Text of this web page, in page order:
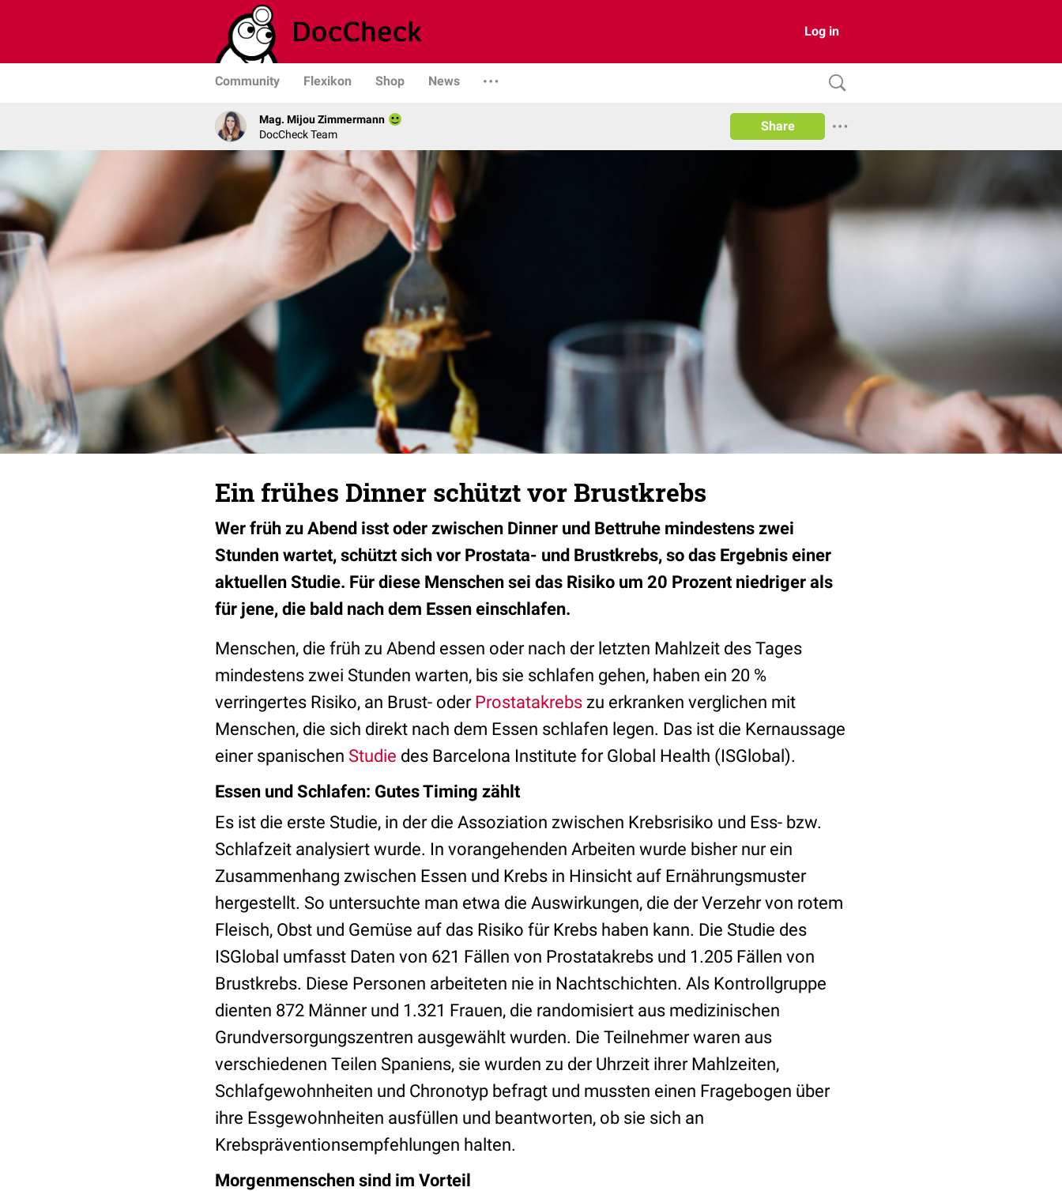
Log in
Community Flexikon Shop News
Mag. Mijou Zimmermann
DocCheck Team
Share
Ein frühes Dinner schützt vor Brustkrebs
Wer früh zu Abend isst oder zwischen Dinner und Bettruhe mindestens zwei
Stunden wartet, schützt sich vor Prostata- und Brustkrebs, so das Ergebnis einer
aktuellen Studie. Für diese Menschen sei das Risiko um 20 Prozent niedriger als
für jene, die bald nach dem Essen einschlafen.
Menschen, die früh zu Abend essen oder nach der letzten Mahlzeit des Tages
mindestens zwei Stunden warten, bis sie schlafen gehen, haben ein 20 %
verringertes Risiko, an Brust- oder Prostatakrebs zu erkranken verglichen mit
Menschen, die sich direkt nach dem Essen schlafen legen. Das ist die Kernaussage
einer spanischen Studie des Barcelona Institute for Global Health (ISGlobal).
Essen und Schlafen: Gutes Timing zählt
Es ist die erste Studie, in der die Assoziation zwischen Krebsrisiko und Ess- bzw.
Schlafzeit analysiert wurde. In vorangehenden Arbeiten wurde bisher nur ein
Zusammenhang zwischen Essen und Krebs in Hinsicht auf Ernährungsmuster
hergestellt. So untersuchte man etwa die Auswirkungen, die der Verzehr von rotem
Fleisch, Obst und Gemüse auf das Risiko für Krebs haben kann. Die Studie des
ISGlobal umfasst Daten von 621 Fällen von Prostatakrebs und 1.205 Fällen von
Brustkrebs. Diese Personen arbeiteten nie in Nachtschichten. Als Kontrollgruppe
dienten 872 Männer und 1.321 Frauen, die randomisiert aus medizinischen
Grundversorgungszentren ausgewählt wurden. Die Teilnehmer waren aus
verschiedenen Teilen Spaniens, sie wurden zu der Uhrzeit ihrer Mahlzeiten,
Schlafgewohnheiten und Chronotyp befragt und mussten einen Fragebogen über
ihre Essgewohnheiten ausfüllen und beantworten, ob sie sich an
Krebspräventionsempfehlungen halten.
Morgenmenschen sind im Vorteil